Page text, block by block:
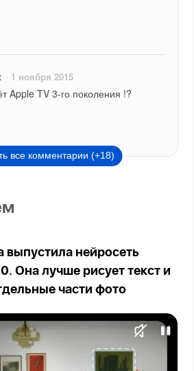
1 ноября 2015
Apple TV 3-го поколения !?
все комментарии (+18)
выпустила нейросеть
Она лучше рисует текст и
части фото